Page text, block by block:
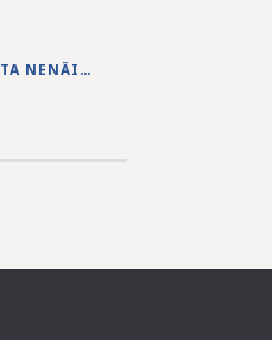
TIEDOTE YLIVUODOSTA NENÄINNIEMEN JÄTEVEDENPUHDISTAMOLLA